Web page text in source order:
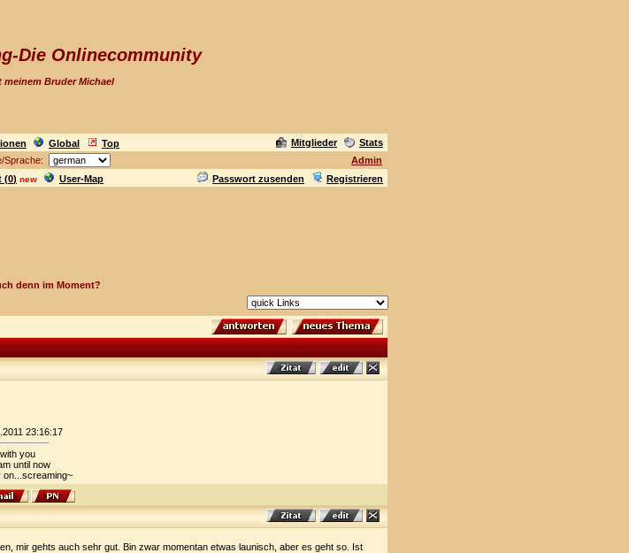
Die Onlinecommunity
meinem Bruder Michael
Global Top Mitglieder
Stats
Sprache:
Admin
(0) new User-Map Passwort zusenden Registrieren
denn im Moment?
23:16:17
you
until now
on...screaming~
mir gehts auch sehr gut. Bin zwar momentan etwas launisch, aber es geht so. Ist